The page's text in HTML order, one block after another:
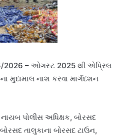
– ઓગસ્ટ 2025 થી એપ્રિલ
મુદામાલ નાશ કરવા માર્ગદશન
પોલીસ અધિક્ષક, બોરસદ
તાલુકાના બોરસદ ટાઉન,